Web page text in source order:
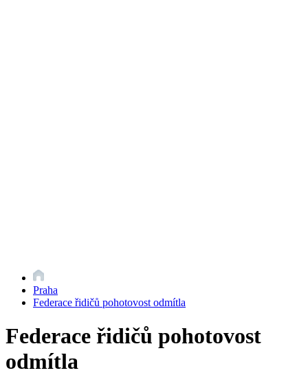
Praha
Federace řidičů pohotovost odmítla
Federace řidičů pohotovost
odmítla